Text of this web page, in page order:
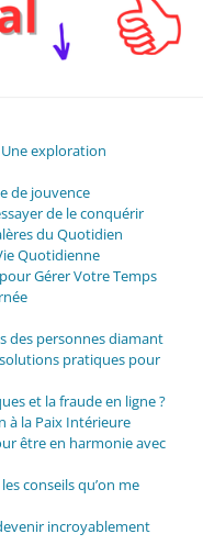
Une exploration
de jouvence
de le conquérir
du Quotidien
Quotidienne
Gérer Votre Temps
des personnes diamant
solutions pratiques pour
et la fraude en ligne ?
à la Paix Intérieure
être en harmonie avec
conseils qu’on me
incroyablement